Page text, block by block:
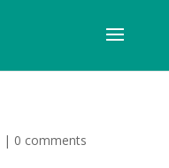
| 0 comments